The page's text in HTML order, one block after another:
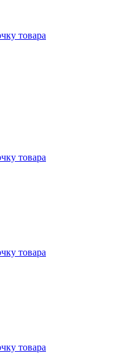
товара
товара
товара
товара